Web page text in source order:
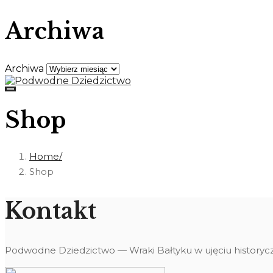
Archiwa
Archiwa
Shop
Home
Shop
Kontakt
Podwodne Dziedzictwo — Wraki Bałtyku w ujęciu